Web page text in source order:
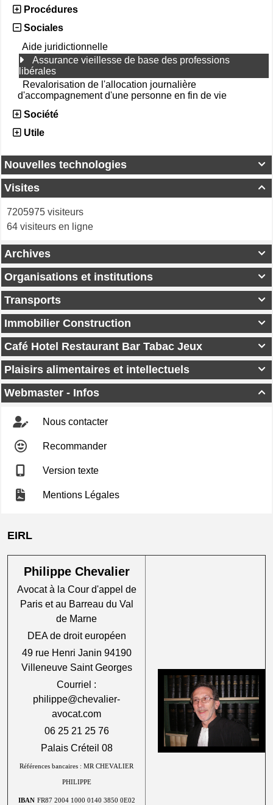
Procédures
Sociales
Aide juridictionnelle
Assurance vieillesse de base des professions
libérales
Revalorisation de l'allocation journalière
d'accompagnement d'une personne en fin de vie
Société
Utile

Nouvelles technologies

Visites
7205975 visiteurs
64 visiteurs en ligne

Archives

Organisations et institutions

Transports

Immobilier Construction

Café Hotel Restaurant Bar Tabac Jeux

Plaisirs alimentaires et intellectuels

Webmaster - Infos
Nous contacter
Recommander
Version texte
Mentions Légales
EIRL
Philippe Chevalier
Avocat à la Cour d'appel de
Paris et au Barreau du Val
de Marne
DEA de droit européen
49 rue Henri Janin 94190
Villeneuve Saint Georges
Courriel :
philippe@chevalier-
avocat.com
06 25 21 25 76
Palais Créteil 08
Références bancaires : MR CHEVALIER
PHILIPPE
IBAN FR87 2004 1000 0140 3850 0E02